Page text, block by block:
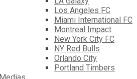
Los Angeles FC
Miami International FC
Montreal Impact
New York City FC
NY Red Bulls
Orlando City
Portland Timbers